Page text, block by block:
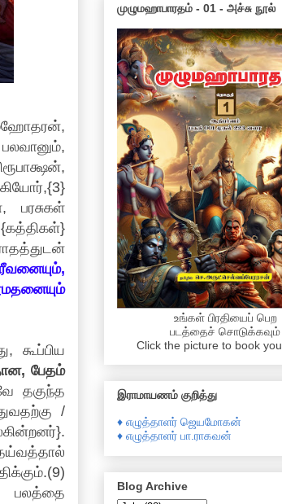
பரசுகள்
கூப்பிய
பேதம்
தகுந்த
/
பலத்தை
முழுமஹாபாரதம் - 01 - அச்சு நூல்
உங்கள் பிரதியைப் பெற
படத்தைச் சொடுக்கவும்
Click the picture to book
இராமாயணம் குறித்து
♦ எழுத்தாளர் ஜெயமோகன்
♦ எழுத்தாளர் பா.ராகவன்
Blog Archive